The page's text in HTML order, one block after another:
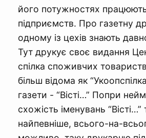
його потужностях працюють
підприємств. Про газетну
одному із цехів знають
Тут друкує своє видання
спілка споживчих
більш відома як
газети - “Вісті…” Попри
схожість іменувань “Вісті…”
найпевніше, всього-на-